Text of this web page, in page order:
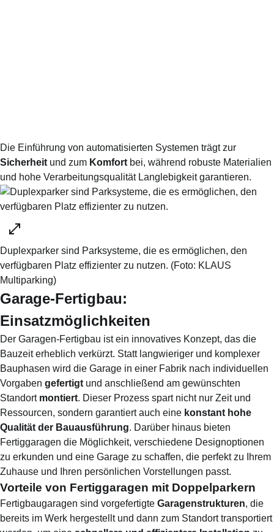
Die Einführung von automatisierten Systemen trägt zur
Sicherheit und zum Komfort bei, während robuste Materialien
und hohe Verarbeitungsqualität Langlebigkeit garantieren.
Duplexparker sind Parksysteme, die es ermöglichen, den
verfügbaren Platz effizienter zu nutzen. (Foto: KLAUS
Multiparking)
Garage-Fertigbau:
Einsatzmöglichkeiten
Der Garagen-Fertigbau ist ein innovatives Konzept, das die
Bauzeit erheblich verkürzt. Statt langwieriger und komplexer
Bauphasen wird die Garage in einer Fabrik nach individuellen
Vorgaben gefertigt und anschließend am gewünschten
Standort montiert. Dieser Prozess spart nicht nur Zeit und
Ressourcen, sondern garantiert auch eine konstant hohe
Qualität der Bauausführung. Darüber hinaus bieten
Fertiggaragen die Möglichkeit, verschiedene Designoptionen
zu erkunden und eine Garage zu schaffen, die perfekt zu Ihrem
Zuhause und Ihren persönlichen Vorstellungen passt.
Vorteile von Fertiggaragen mit Doppelparkern
Fertigbaugaragen sind vorgefertigte Garagenstrukturen, die
bereits im Werk hergestellt und dann zum Standort transportiert